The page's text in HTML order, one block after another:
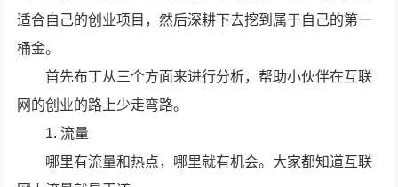
适合自己的创业项目，然后深耕下去挖到属于自己的第一
桶金。
首先布丁从三个方面来进行分析，帮助小伙伴在互联
网的创业的路上少走弯路。
1. 流量
哪里有流量和热点，哪里就有机会。大家都知道互联